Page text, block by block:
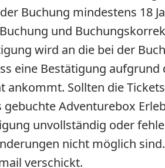
Buchung mindestens 18
und
wird an die bei der
eine Bestätigung aufgrund
ankommt. Sollten die Tickets
Adventurebox
unvollständig oder
nicht möglich
verschickt.